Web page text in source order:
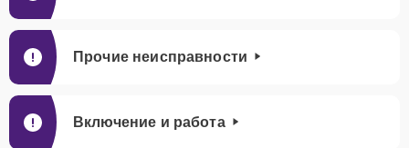
Прочие неисправности
Включение и работа